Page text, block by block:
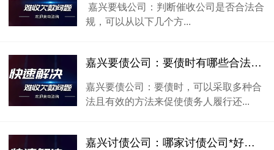
嘉兴要钱公司：判断催收公司是否合法合
规，可以从以下几个方...
嘉兴要债公司：要债时有哪些合法且有效的办法？
嘉兴要债公司：要债时，可以采取多种合
法且有效的方法来促使债务人履行还...
嘉兴讨债公司：哪家讨债公司*好，需要几个方面。